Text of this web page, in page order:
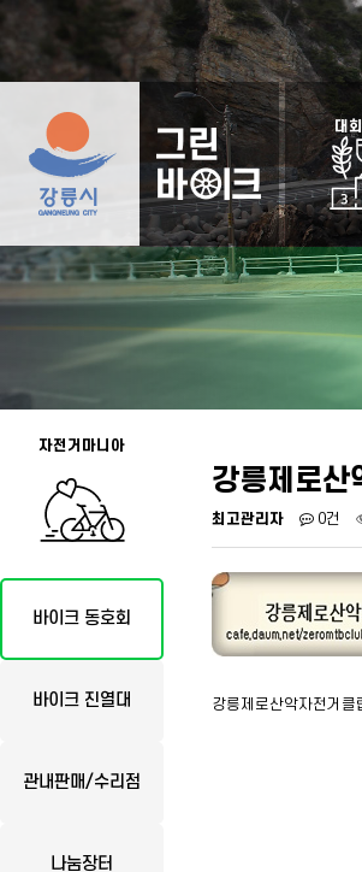
대
자전거마니아
바이크 동호회
바이크 진열대
관내판매/수리점
나눔장터
강릉제로산
최고관리자 0건
강릉제로산악자전거클